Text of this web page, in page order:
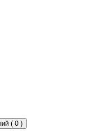
( 0 )